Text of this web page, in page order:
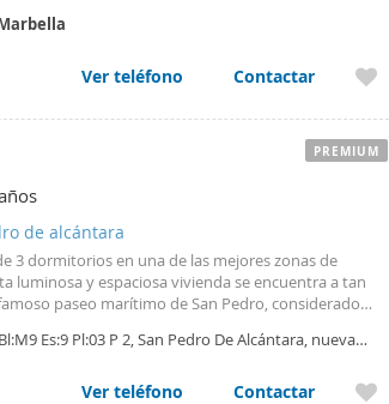
Ver teléfono Contactar
de alcántara
3 dormitorios en una de las mejores zonas de
luminosa y espaciosa vivienda se encuentra a tan
paseo marítimo de San Pedro, considerado
y una calidad de vida
Bl:M9 Es:9 Pl:03 P 2, San Pedro De Alcántara, nueva
Ver teléfono Contactar
PREMIUM